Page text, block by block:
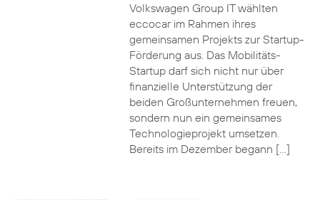
Volkswagen Group IT wählten
eccocar im Rahmen ihres
gemeinsamen Projekts zur Startup-
Förderung aus. Das Mobilitäts-
Startup darf sich nicht nur über
finanzielle Unterstützung der
beiden Großunternehmen freuen,
sondern nun ein gemeinsames
Technologieprojekt umsetzen.
Bereits im Dezember begann […]